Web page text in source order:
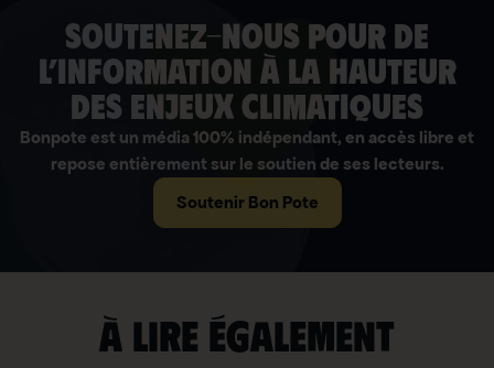
soutenez-nous pour de
l’information à la hauteur
des enjeux climatiques
Bonpote est un média 100% indépendant, en accès libre et
repose entièrement sur le soutien de ses lecteurs.
Soutenir Bon Pote
À lire également